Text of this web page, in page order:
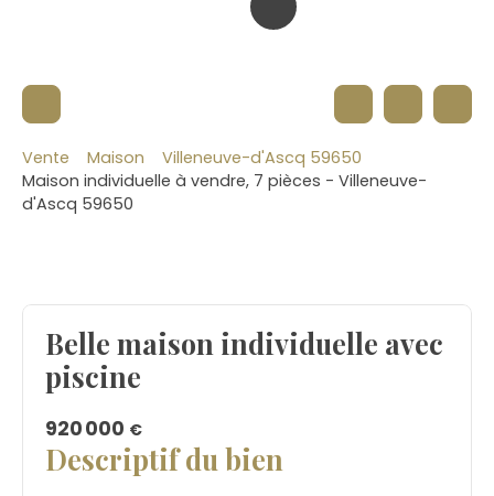
Vente Maison
Villeneuve-d'Ascq 59650
Maison individuelle à vendre, 7 pièces - Villeneuve-
d'Ascq 59650
Belle maison individuelle avec
piscine
920 000 €
Descriptif du bien